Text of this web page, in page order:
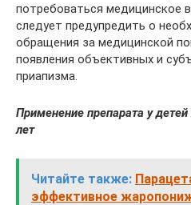
потребоваться медицинское
следует предупредить о
обращения за медицинской
появления объективных и
приапизма.
Применение препарата у
лет
Читайте также:
эффективное